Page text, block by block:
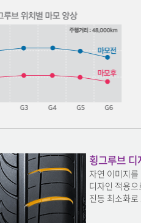
횡그루브 디
자연 이미지를
디자인 적용으
진동 최소화